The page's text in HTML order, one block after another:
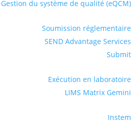
Gestion du système de qualité (eQCM)
Soumission réglementaire
SEND Advantage Services
Submit
Exécution en laboratoire
LIMS Matrix Gemini
Instem